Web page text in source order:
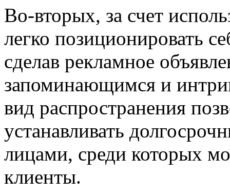
Во-вторых, за счет
легко позиционировать
сделав рекламное
запоминающимся и
вид распространения
устанавливать
лицами, среди которых
клиенты.